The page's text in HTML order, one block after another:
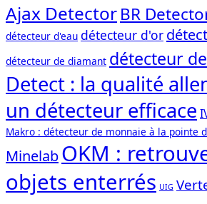
Ajax DetectorBR
détecteur d'eau détecteur d'or
détecteur de diamant détecteur
Detect : la qualité
un détecteur efficace
Makro : détecteur de monnaie à la pointe
MinelabOKM :
objets enterrés UIG